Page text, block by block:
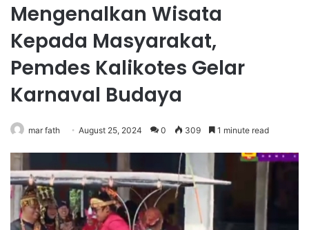
Mengenalkan Wisata
Kepada Masyarakat,
Pemdes Kalikotes Gelar
Karnaval Budaya
mar fath August 25, 2024 0 309 1 minute read